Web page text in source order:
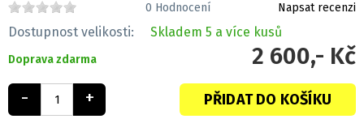
0 Hodnocení Napsat recenzi
Dostupnost velikosti: Skladem 5 a více kusů
Doprava zdarma 2 600,- Kč
- + PŘIDAT DO KOŠÍKU